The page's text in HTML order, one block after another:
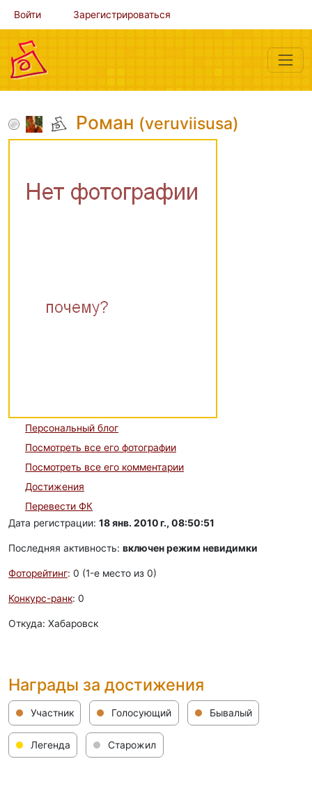
Войти Зарегистрироваться
Роман (veruviisusa)
Персональный блог
Посмотреть все его фотографии
Посмотреть все его комментарии
Достижения
Перевести ФК
Дата регистрации: 18 янв. 2010 г., 08:50:51
Последняя активность: включен режим невидимки
Фоторейтинг: 0 (1-e место из 0)
Конкурс-ранк: 0
Откуда: Хабаровск
Награды за достижения
Участник Голосующий Бывалый
Легенда Старожил